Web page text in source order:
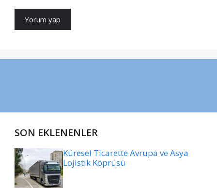
SON EKLENENLER
Küresel Ticarette Avrupa ve Asya
Lojistik Köprüsü